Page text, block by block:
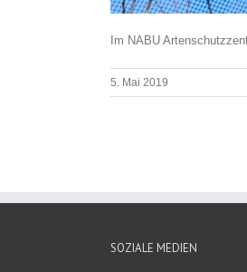
Im NABU
5. Mai 2019
SOZIALE MEDIEN